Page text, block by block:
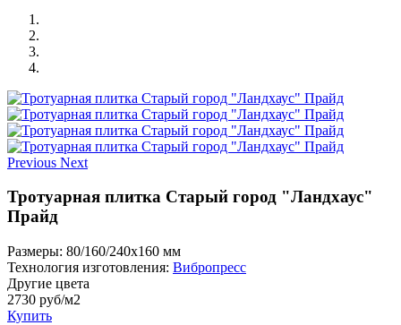
Previous Next
Тротуарная плитка Старый город "Ландхаус"
Прайд
Размеры: 80/160/240х160 мм
Технология изготовления: Вибропресс
Другие цвета
2730 руб/м2
Купить